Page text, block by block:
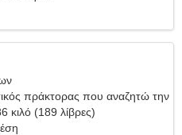
πράκτορας που αναζητώ την
κιλό (189 λίβρες)